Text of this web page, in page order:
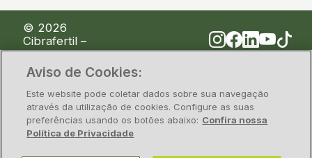
© 2026
Cibrafertil –
Companhia
Brasileira de
Fertilizantes
Política de Privacidade Segurança da Informação
CNPJ/MF nº 00.117.842/0001-28 – Rua Alfa, nº 1428,
Aviso de Cookies:
Este website pode coletar dados sobre sua navegação
através da utilização de cookies. Configure as suas
preferências usando os botões abaixo: Confira nossa
Política de Privacidade